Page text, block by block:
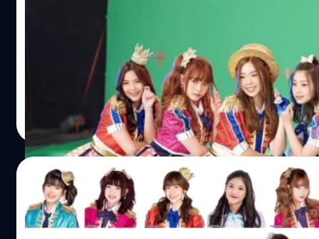
กรุ๊ปอันดับหนึ่ง กับเพลงซิงเกิ้ลที่ 5 ล่าสุด เพลง BNK
สนุกไปด้วยกันกับบทเพลงแห่งความสนุกนี้ ที่สำคัญเพลงนี้มา
ซิงเกิ้ลถัดไปด้วย การขายซีดีพร้อมบัตรลงคะแนน Senbatsu
ยอดขาย Pre Order แผ่น CD จำนวน 300,000 แผ่นหมดภ
สามารถที่จะซื้อบัตรลงคะแนน พร้อม Music Card รูปน้องๆ
สนุกกับกิจกรรมใน BNK48 application มูลค่า 200 บาท…
Meechok Dechpokasup| 2816 days ago
Read More
22/11/2018
BNK48 ทั้ง 2 รุ่นทยอยเปลี่ยนรูปโปรไฟล์ต้อน